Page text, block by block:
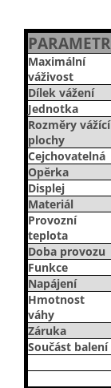
PARAMETR
Maximální
váživost
Dílek vážení
Jednotka
Rozměry vážící
plochy
Cejchovatelná
Opěrka
Displej
Materiál
Provozní
teplota
Doba provozu
Funkce
Napájení
Hmotnost
váhy
Záruka
Součást balení